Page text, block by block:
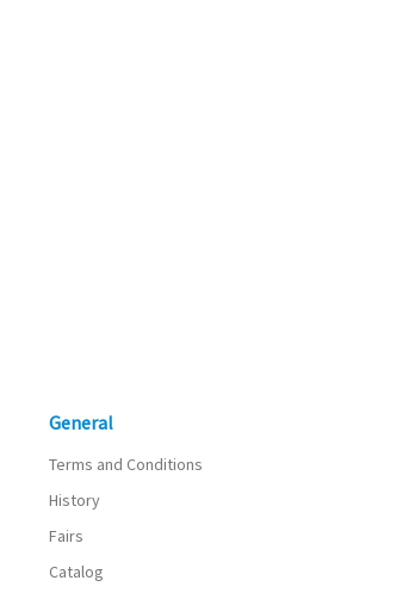
General
Terms and Conditions
History
Fairs
Catalog